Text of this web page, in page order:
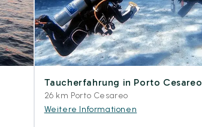
Taucherfahrung in Porto Cesareo
26 km Porto Cesareo
Weitere Informationen